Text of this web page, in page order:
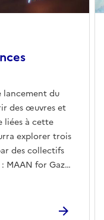
lancement du
des œuvres et
liées à cette
explorer trois
des collectifs
MAAN for Gaza
culturel,